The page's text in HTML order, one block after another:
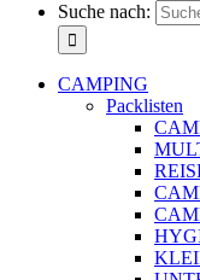
Suche nach:
CAMPING
Packlisten